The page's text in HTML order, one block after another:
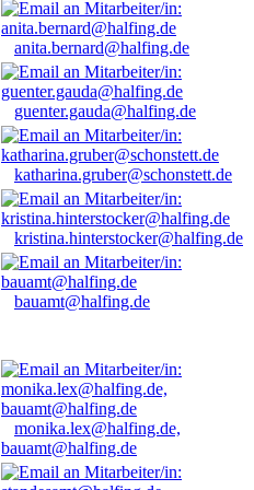
anita.bernard@halfing.de
guenter.gauda@halfing.de
katharina.gruber@schonstett.de
kristina.hinterstocker@halfing.de
bauamt@halfing.de
monika.lex@halfing.de,
bauamt@halfing.de